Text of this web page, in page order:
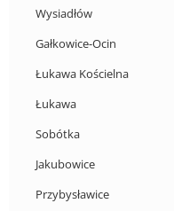
Wysiadłów
Gałkowice-Ocin
Łukawa Kościelna
Łukawa
Sobótka
Jakubowice
Przybysławice